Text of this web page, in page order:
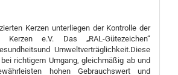
Kerzen unterliegen der Kontrolle der
Kerzen e.V. Das „RAL-Gütezeichen“
Umweltverträglichkeit.Diese
richtigem Umgang, gleichmäßig ab und
hohen Gebrauchswert und